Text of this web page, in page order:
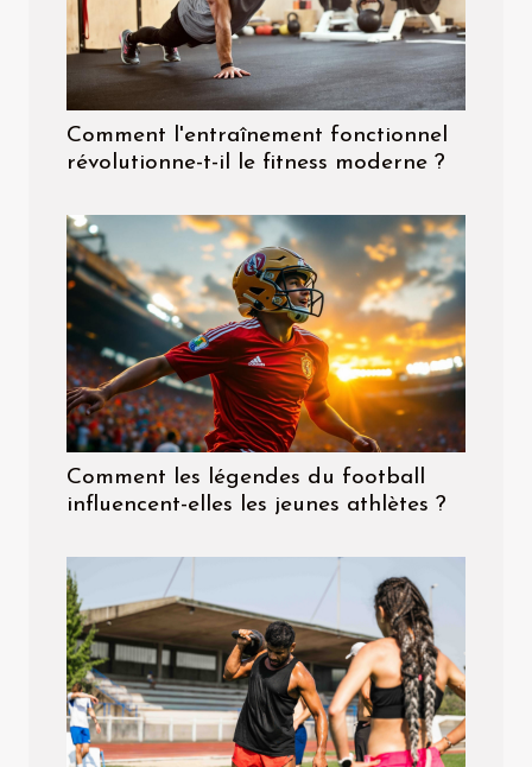
Comment l'entraînement fonctionnel
révolutionne-t-il le fitness moderne ?
Comment les légendes du football
influencent-elles les jeunes athlètes ?